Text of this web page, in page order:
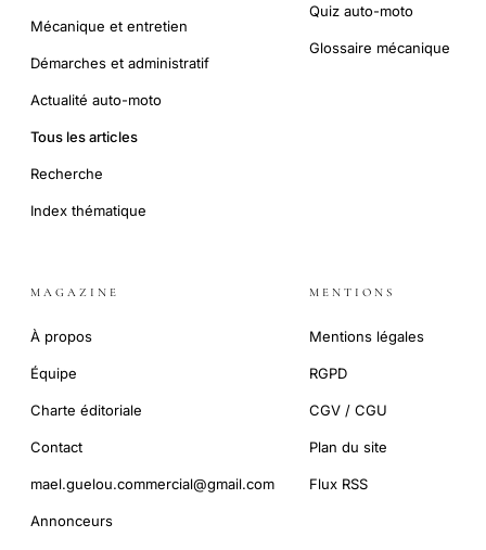
Mécanique et entretien
Démarches et administratif
Actualité auto-moto
Tous les articles
Recherche
Index thématique
Quiz auto-moto
Glossaire mécanique
MAGAZINE
À propos
Équipe
Charte éditoriale
Contact
mael.guelou.commercial@gmail.com
Annonceurs
MENTIONS
Mentions légales
RGPD
CGV / CGU
Plan du site
Flux RSS